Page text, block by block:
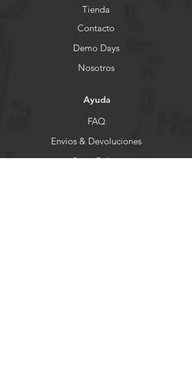
Tienda
Contacto
Demo Days
Nosotros
Ayuda
FAQ
Envios & Devoluciones
Store Policy